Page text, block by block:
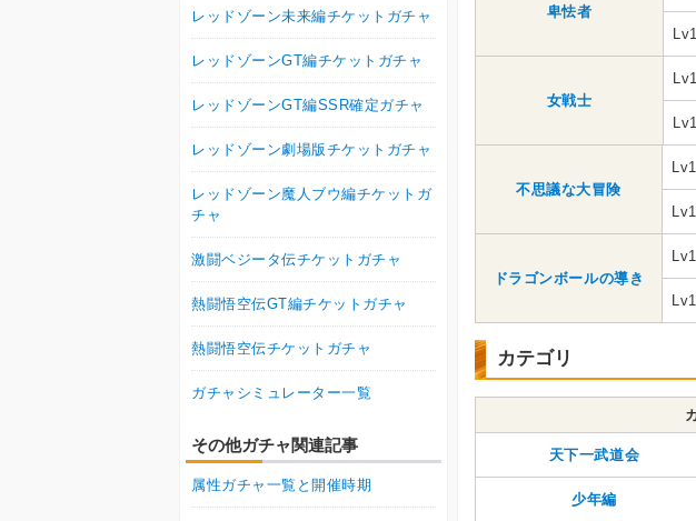
卑怯者
女戦士
Lv1
不思議な大冒険
Lv1
ドラゴンボールの導き
Lv1
カテゴリ
天下一武道会
少年編
レッドゾーン未来編チケットガチャ
レッドゾーンGT編チケットガチャ
レッドゾーンGT編SSR確定ガチャ
レッドゾーン劇場版チケットガチャ
レッドゾーン魔人ブウ編チケットガ
チャ
激闘ベジータ伝チケットガチャ
熱闘悟空伝GT編チケットガチャ
熱闘悟空伝チケットガチャ
ガチャシミュレーター一覧
その他ガチャ関連記事
属性ガチャ一覧と開催時期